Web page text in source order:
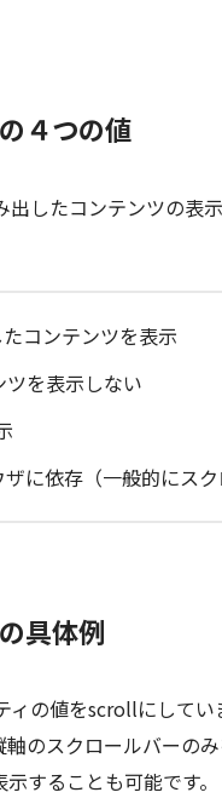
４つの値
したコンテンツの表
コンテンツを表示
を表示しない
に依存（一般的にスク
具体例
の値をscrollにして
のスクロールバーの
することも可能です。